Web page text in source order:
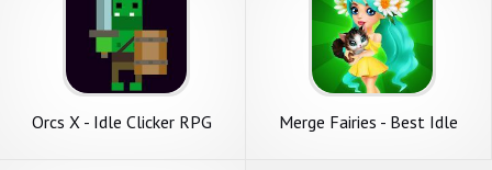
Orcs X - Idle Clicker RPG
Merge Fairies - Best Idle